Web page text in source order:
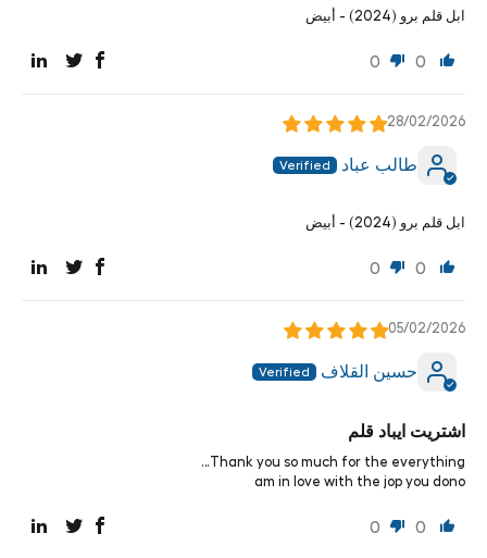
ابل قلم برو (2024) - أبيض
0
0
28/02/2026
طالب عباد
ابل قلم برو (2024) - أبيض
0
0
05/02/2026
حسين القلاف
اشتريت ايباد قلم
Thank you so much for the everything…
am in love with the jop you dono
0
0